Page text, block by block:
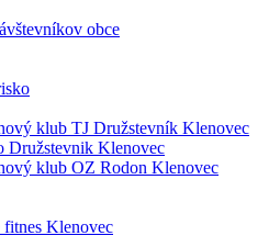
obce
klub TJ Družstevník Klenovec
Družstevnik Klenovec
klub OZ Rodon Klenovec
fitnes Klenovec